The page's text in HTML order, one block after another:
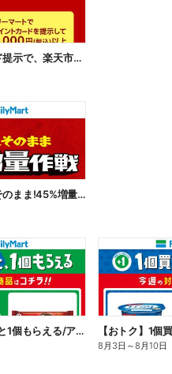
楽天ポイントカード提示で、楽天市場でのお買い物がおトクに!
【おトク】お値段そのまま!45%増量作戦!
【おトク】1個買うと1個もらえる/アイス
8月3日 ～8月10日